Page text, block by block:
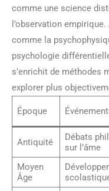
comme une science
l’observation
comme la
psychologie
s’enrichit de méthodes
explorer plus
Époque
Antiquité
Débats
sur l’âme
Moyen
Âge